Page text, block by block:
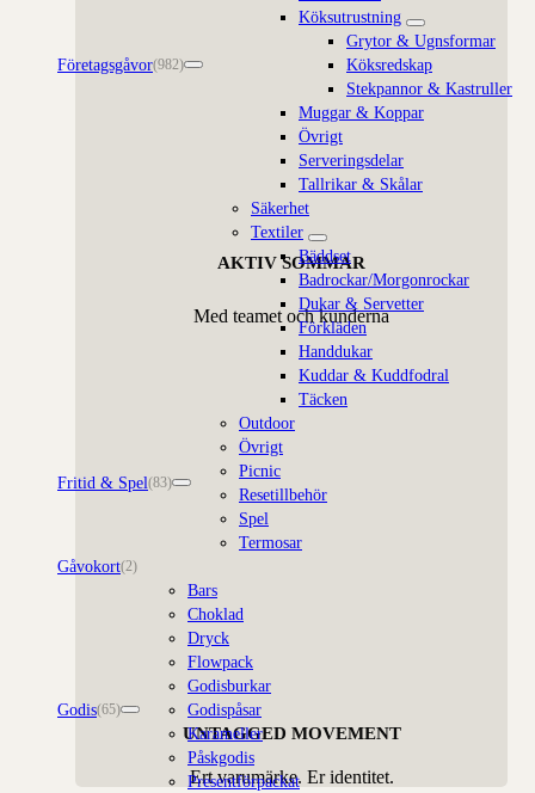
AKTIV SOMMAR
Med teamet och kunderna
UNTAGGED MOVEMENT
Ert varumärke. Er identitet.
Företagsgåvor(982)
Köksutrustning
Grytor & Ugnsformar
Köksredskap
Stekpannor & Kastruller
Muggar & Koppar
Övrigt
Serveringsdelar
Tallrikar & Skålar
Säkerhet
Textiler
Bäddset
Badrockar/Morgonrockar
Dukar & Servetter
Förkläden
Handdukar
Kuddar & Kuddfodral
Täcken
Fritid & Spel(83)
Outdoor
Övrigt
Picnic
Resetillbehör
Spel
Termosar
Gåvokort(2)
Godis(65)
Bars
Choklad
Dryck
Flowpack
Godisburkar
Godispåsar
Karameller
Påskgodis
Presentförpackat